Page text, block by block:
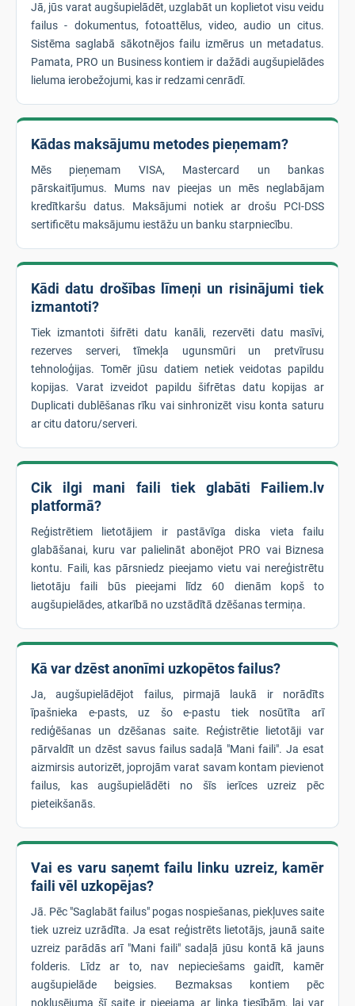
Jā, jūs varat augšupielādēt, uzglabāt un koplietot visu veidu
failus - dokumentus, fotoattēlus, video, audio un citus.
Sistēma saglabā sākotnējos failu izmērus un metadatus.
Pamata, PRO un Business kontiem ir dažādi augšupielādes
lieluma ierobežojumi, kas ir redzami cenrādī.
Kādas maksājumu metodes pieņemam?
Mēs pieņemam VISA, Mastercard un bankas
pārskaitījumus. Mums nav pieejas un mēs neglabājam
kredītkaršu datus. Maksājumi notiek ar drošu PCI-DSS
sertificētu maksājumu iestāžu un banku starpniecību.
Kādi datu drošības līmeņi un risinājumi tiek
izmantoti?
Tiek izmantoti šifrēti datu kanāli, rezervēti datu masīvi,
rezerves serveri, tīmekļa ugunsmūri un pretvīrusu
tehnoloģijas. Tomēr jūsu datiem netiek veidotas papildu
kopijas. Varat izveidot papildu šifrētas datu kopijas ar
Duplicati dublēšanas rīku vai sinhronizēt visu konta saturu
ar citu datoru/serveri.
Cik ilgi mani faili tiek glabāti Failiem.lv
platformā?
Reģistrētiem lietotājiem ir pastāvīga diska vieta failu
glabāšanai, kuru var palielināt abonējot PRO vai Biznesa
kontu. Faili, kas pārsniedz pieejamo vietu vai nereģistrētu
lietotāju faili būs pieejami līdz 60 dienām kopš to
augšupielādes, atkarībā no uzstādītā dzēšanas termiņa.
Kā var dzēst anonīmi uzkopētos failus?
Ja, augšupielādējot failus, pirmajā laukā ir norādīts
īpašnieka e-pasts, uz šo e-pastu tiek nosūtīta arī
rediģēšanas un dzēšanas saite. Reģistrētie lietotāji var
pārvaldīt un dzēst savus failus sadaļā "Mani faili". Ja esat
aizmirsis autorizēt, joprojām varat savam kontam pievienot
failus, kas augšupielādēti no šīs ierīces uzreiz pēc
pieteikšanās.
Vai es varu saņemt failu linku uzreiz, kamēr
faili vēl uzkopējas?
Jā. Pēc "Saglabāt failus" pogas nospiešanas, piekļuves saite
tiek uzreiz uzrādīta. Ja esat reģistrēts lietotājs, jaunā saite
uzreiz parādās arī "Mani faili" sadaļā jūsu kontā kā jauns
folderis. Līdz ar to, nav nepieciešams gaidīt, kamēr
augšupielāde beigsies. Bezmaksas kontiem pēc
noklusējuma šī saite ir pieejama ar linka tiesībām, lai var